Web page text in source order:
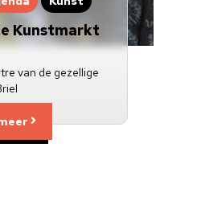
Kunstmarkt
van de gezellige